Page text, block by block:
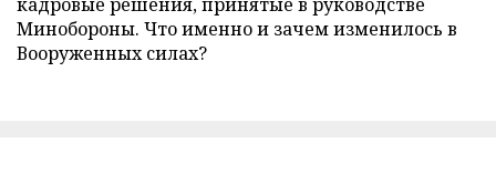
Минобороны. Что именно и зачем изменилось в
Вооруженных силах?